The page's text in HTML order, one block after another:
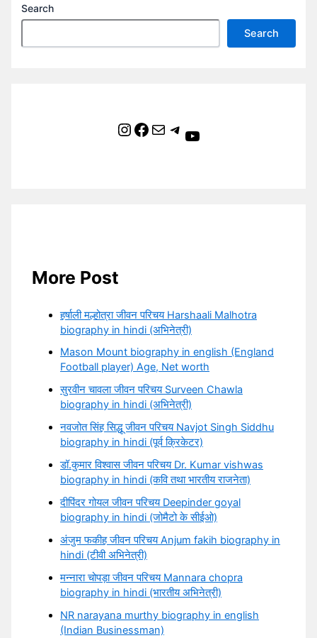
Search
Search
Instagram Facebook Mail Telegram YouTube
More Post
हर्षाली मल्होत्रा जीवन परिचय Harshaali Malhotra
biography in hindi (अभिनेत्री)
Mason Mount biography in english (England
Football player) Age, Net worth
सुरवीन चावला जीवन परिचय Surveen Chawla
biography in hindi (अभिनेत्री)
नवजोत सिंह सिद्धू जीवन परिचय Navjot Singh Siddhu
biography in hindi (पूर्व क्रिकेटर)
डॉ.कुमार विश्वास जीवन परिचय Dr. Kumar vishwas
biography in hindi (कवि तथा भारतीय राजनेता)
दीपिंदर गोयल जीवन परिचय Deepinder goyal
biography in hindi (जोमैटो के सीईओ)
अंजुम फकीह जीवन परिचय Anjum fakih biography in
hindi (टीवी अभिनेत्री)
मन्नारा चोपड़ा जीवन परिचय Mannara chopra
biography in hindi (भारतीय अभिनेत्री)
NR narayana murthy biography in english
(Indian Businessman)